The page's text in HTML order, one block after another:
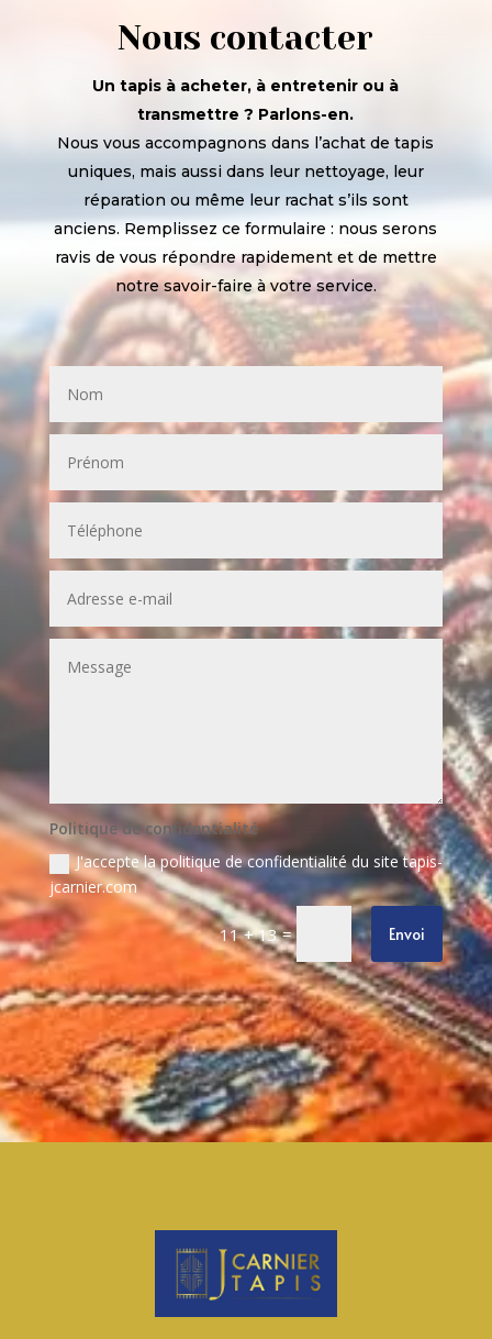
Nous contacter
Un tapis à acheter, à entretenir ou à
transmettre ? Parlons-en.
Nous vous accompagnons dans l’achat de tapis
uniques, mais aussi dans leur nettoyage, leur
réparation ou même leur rachat s’ils sont
anciens. Remplissez ce formulaire : nous serons
ravis de vous répondre rapidement et de mettre
notre savoir-faire à votre service.
Politique de confidentialité
J'accepte la politique de confidentialité du site tapis-
jcarnier.com
11 + 13= Envoi